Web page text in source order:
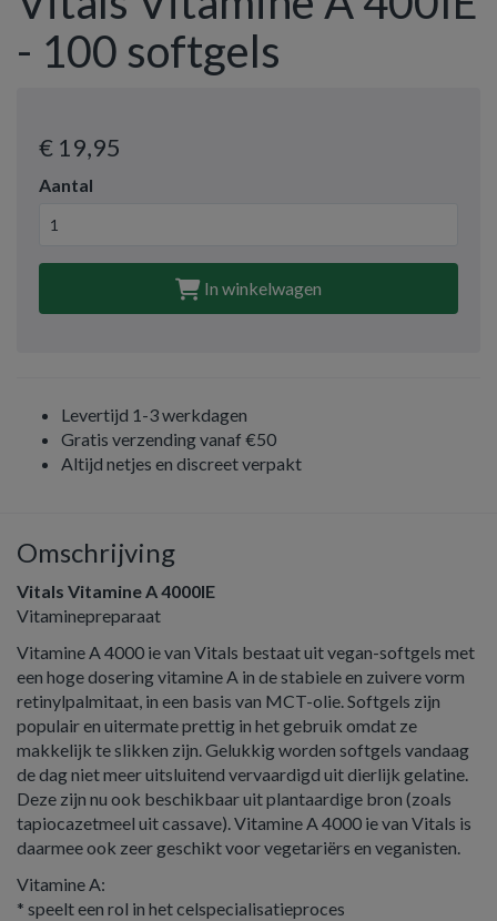
- 100 softgels
€ 19,95
Aantal
In winkelwagen
Levertijd 1-3 werkdagen
Gratis verzending vanaf €50
Altijd netjes en discreet verpakt
Omschrijving
Vitals Vitamine A 4000IE
Vitaminepreparaat
Vitamine A 4000 ie van Vitals bestaat uit vegan-softgels met
een hoge dosering vitamine A in de stabiele en zuivere vorm
retinylpalmitaat, in een basis van MCT-olie. Softgels zijn
populair en uitermate prettig in het gebruik omdat ze
makkelijk te slikken zijn. Gelukkig worden softgels vandaag
de dag niet meer uitsluitend vervaardigd uit dierlijk gelatine.
Deze zijn nu ook beschikbaar uit plantaardige bron (zoals
tapiocazetmeel uit cassave). Vitamine A 4000 ie van Vitals is
daarmee ook zeer geschikt voor vegetariërs en veganisten.
Vitamine A:
* speelt een rol in het celspecialisatieproces